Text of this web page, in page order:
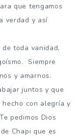
que tengamos
verdad y así
toda vanidad,
Siempre
y amarnos.
juntos y que
con alegría y
pedimos Dios
Chapi que es